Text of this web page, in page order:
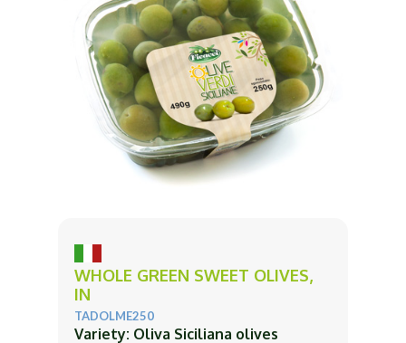
WHOLE GREEN SWEET OLIVES,
IN
TADOLME250
Variety: Oliva Siciliana olives